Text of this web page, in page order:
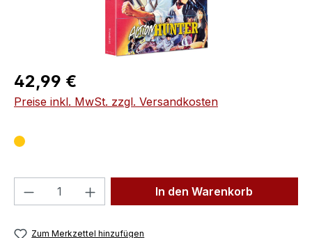
Regulärer Preis:
42,99 €
Preise inkl. MwSt. zzgl. Versandkosten
Produkt Anzahl: Gib denIn den Warenkorb
Zum Merkzettel hinzufügen